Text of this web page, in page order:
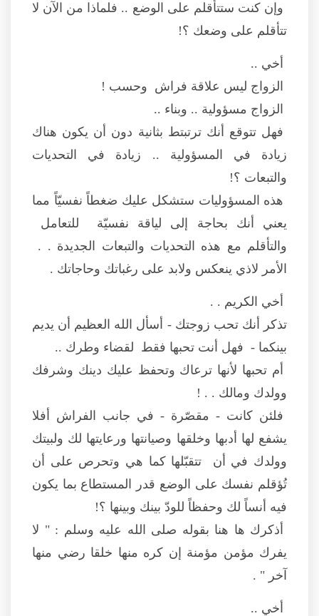
وإن كنت ستتأقلم على الوضع .. فلماذا من الآن لا
تتأقلم على وضعك ؟!
أخي ..
الزواج ليس علاقة فراش وحسب !
الزواج مسؤولية .. وبناء ..
فهل تتوقع أنك ترتبتط بثانية دون أن يكون هناك
زيادة في المسؤولية .. زيادة في التحديات
والتبعات ؟!
هذه المسؤوليات ستشكل عليك ضغطاً نفسيّاً مما
يعني أنك بحاجة إلى لياقة نفسيّة للتعامل
والتأقلم مع هذه التحديات والتبعات الجديدة . .
الأمر لاذي ينعكس ولابد على رغباتك وحاجاتك .
أخي الكريم . .
تذكر أنك تحب زوجتك - أسأل الله العظيم أن يديم
بينكما - فهل أنت تحبها فقط لقضاء وطرك ..
أم تحبها لأنها ترعاك وتحفظ عليك دينك وشرفك
وولدك ومالك . . !
فلئن كانت - مقصّرة - في جانب الفراش أفلا
يشفع لها أدبها وخلقها وصيانتها ورعايتها لك ولبيتك
وولدك في أن تتقبّلها كما هي وتحرص على أن
تُؤقلم نفسك على الوضع قدر المستطاع بما يكون
فيه أنساً لك وحفظاً للودّ بينك وبينها ؟!
أذكرك ها هنا بقوله صلى الله عليه وسلم : " لا
يفرك مؤمن مؤمنة إن كره منها خلقا رضي منها
آخر " .
أخي ..